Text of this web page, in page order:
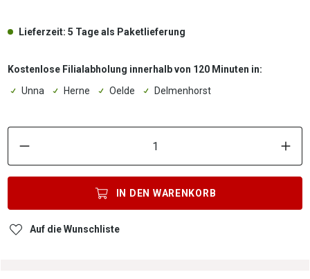
Lieferzeit: 5 Tage als Paketlieferung
Kostenlose Filialabholung innerhalb von 120 Minuten in:
Unna
Herne Oelde Delmenhorst
IN DEN WARENKORB
Auf die Wunschliste